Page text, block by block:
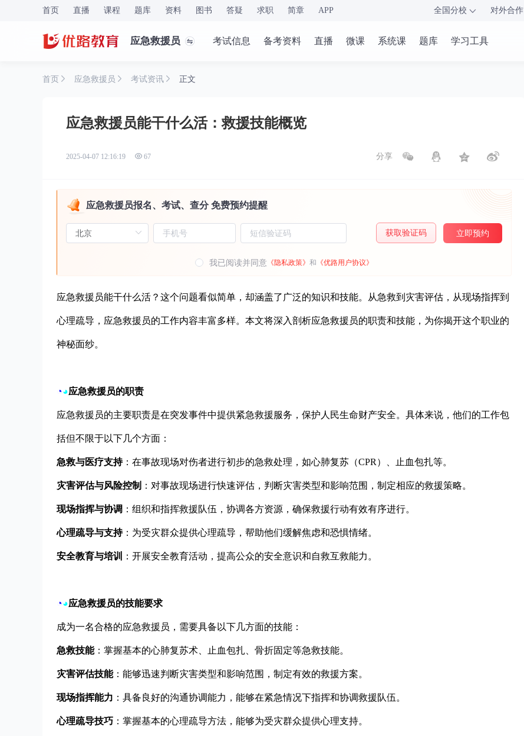
首页 直播 课程 题库 资料 图书 答疑 求职 简章 APP 全国分校 对外合作
应急救援员 考试信息 备考资料 直播 微课 系统课 题库 学习工具
首页 应急救援员 考试资讯 正文
应急救援员能干什么活：救援技能概览
2025-04-07 12:16:19 67 分享
应急救援员报名、考试、查分 免费预约提醒
获取验证码 立即预约
我已阅读并同意 《隐私政策》 和 《优路用户协议》
应急救援员能干什么活？这个问题看似简单，却涵盖了广泛的知识和技能。从急救到灾害评估，从现场指挥到
心理疏导，应急救援员的工作内容丰富多样。本文将深入剖析应急救援员的职责和技能，为你揭开这个职业的
神秘面纱。
◔◕应急救援员的职责
应急救援员的主要职责是在突发事件中提供紧急救援服务，保护人民生命财产安全。具体来说，他们的工作包
括但不限于以下几个方面：
急救与医疗支持：在事故现场对伤者进行初步的急救处理，如心肺复苏（CPR）、止血包扎等。
灾害评估与风险控制 ：对事故现场进行快速评估，判断灾害类型和影响范围，制定相应的救援策略。
现场指挥与协调 ：组织和指挥救援队伍，协调各方资源，确保救援行动有效有序进行。
心理疏导与支持：为受灾群众提供心理疏导，帮助他们缓解焦虑和恐惧情绪。
安全教育与培训 ：开展安全教育活动，提高公众的安全意识和自救互救能力。
◔◕应急救援员的技能要求
成为一名合格的应急救援员，需要具备以下几方面的技能：
急救技能：掌握基本的心肺复苏术、止血包扎、骨折固定等急救技能。
灾害评估技能：能够迅速判断灾害类型和影响范围，制定有效的救援方案。
现场指挥能力 ：具备良好的沟通协调能力，能够在紧急情况下指挥和协调救援队伍。
心理疏导技巧 ：掌握基本的心理疏导方法，能够为受灾群众提供心理支持。